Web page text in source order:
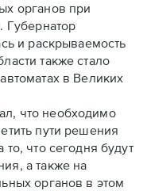
органов при
Губернатор
и раскрываемость
также стало
в Великих
что необходимо
пути решения
что сегодня будут
а также на
органов в этом